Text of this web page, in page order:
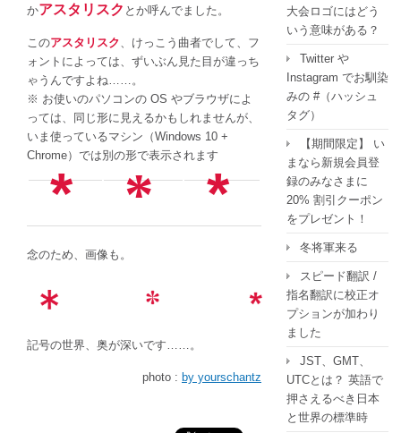
かアスタリスク とか呼んでました。
このアスタリスク 、けっこう曲者でして、フ
ォントによっては、ずいぶん見た目が違っち
ゃうんですよね……。
※ お使いのパソコンの OS やブラウザによ
っては、同じ形に見えるかもしれませんが、
いま使っているマシン（Windows 10 +
Chrome）では別の形で表示されます
* * *
念のため、画像も。
記号の世界、奥が深いです……。
photo : by yourschantz
大会ロゴにはどう
いう意味がある？
Twitter や
Instagram でお馴染
みの #（ハッシュ
タグ）
【期間限定】 い
まなら新規会員登
録のみなさまに
20% 割引クーポン
をプレゼント！
冬将軍来る
スピード翻訳 /
指名翻訳に校正オ
プションが加わり
ました
JST、GMT、
UTCとは？ 英語で
押さえるべき日本
と世界の標準時